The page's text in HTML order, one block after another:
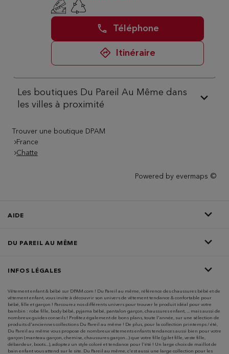
Téléphone
Itinéraire
Les boutiques Du Pareil Au Même dans
les villes à proximité
Trouver une boutique DPAM
France
Chatte
Powered by evermaps ©
AIDE
DU PAREIL AU MÊME
INFOS LÉGALES
Vêtement enfant & bébé sur DPAM.com ! Du Pareil au même, référence des chaussures bébé et de
vêtement enfant, vous invite à découvrir son univers de vêtement tendance & confortable pour
bébé, fille et garçon ! Parcourez nos différents univers pour trouver le produit idéal pour votre
bambin : robe fille, body bébé, pyjama bébé, pantalon garçon, chaussures enfant, ... mais aussi de
nombreux guides conseils ! Profitez également de bons plans, toute l'année, sur une sélection de
produits d'anciennes collections Du Pareil au même ! De plus, pour la collection printemps / été,
Du Pareil au même vous propose de nombreux vêtements enfants tendances aussi bien pour votre
garçon (manteau garçon, chemise, chaussures garçon...) que votre fille (gilet fille, veste fille,
débardeur, boots...), adoptez un style coloré et tendance pour l'été ! Un large choix de maillot de
bain enfant vous attend sur le site. Du Pareil au même, c'est aussi une large collection pour les